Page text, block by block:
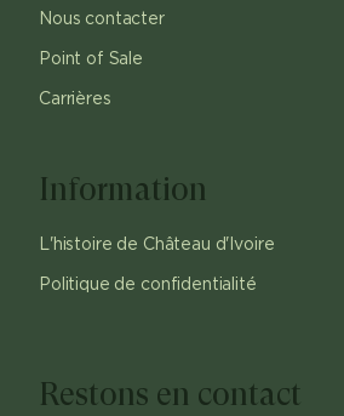
Nous contacter
Point of Sale
Carrières
Information
L'histoire de Château d'Ivoire
Politique de confidentialité
Restons en contact